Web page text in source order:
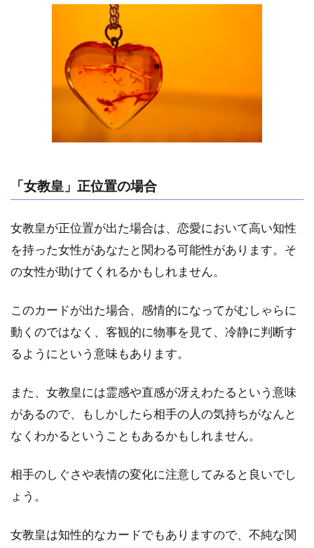
「女教皇」正位置の場合
女教皇が正位置が出た場合は、恋愛において高い知性
を持った女性があなたと関わる可能性があります。そ
の女性が助けてくれるかもしれません。
このカードが出た場合、感情的になってがむしゃらに
動くのではなく、客観的に物事を見て、冷静に判断す
るようにという意味もあります。
また、女教皇には霊感や直感が冴えわたるという意味
があるので、もしかしたら相手の人の気持ちがなんと
なくわかるということもあるかもしれません。
相手のしぐさや表情の変化に注意してみると良いでし
ょう。
女教皇は知性的なカードでもありますので、不純な関